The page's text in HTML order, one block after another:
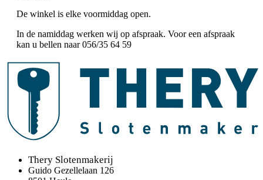
De winkel is elke voormiddag open.
In de namiddag werken wij op afspraak. Voor een afspraak
kan u bellen naar 056/35 64 59
Thery Slotenmakerij
Guido Gezellelaan 126